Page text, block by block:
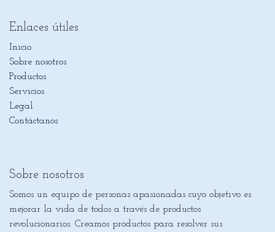
Enlaces útiles
Inicio
Sobre nosotros
Productos
Servicios
Legal
Contáctanos
Sobre nosotros
Somos un equipo de personas apasionadas cuyo objetivo es
mejorar la vida de todos a través de productos
revolucionarios. Creamos productos para resolver sus